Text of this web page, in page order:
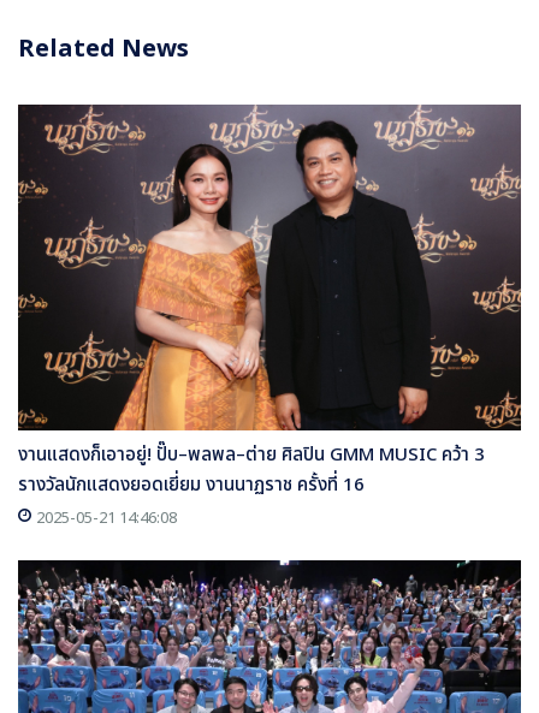
Related News
งานแสดงก็เอาอยู่! ปั๊บ–พลพล–ต่าย ศิลปิน GMM MUSIC คว้า 3
รางวัลนักแสดงยอดเยี่ยม งานนาฏราช ครั้งที่ 16
2025-05-21 14:46:08